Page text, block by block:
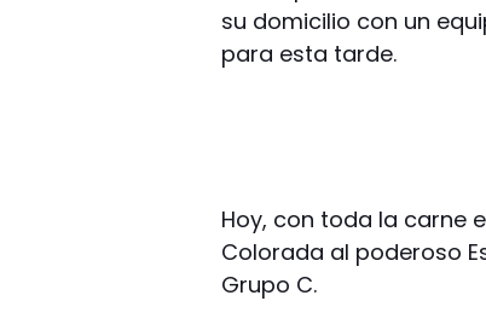
su domicilio con un
para esta tarde.
Hoy, con toda la carne
Colorada al poderoso
Grupo C.